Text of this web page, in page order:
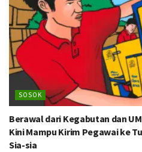
SOSOK
Berawal dari Kegabutan dan
Kini Mampu Kirim Pegawai ke
Sia-sia